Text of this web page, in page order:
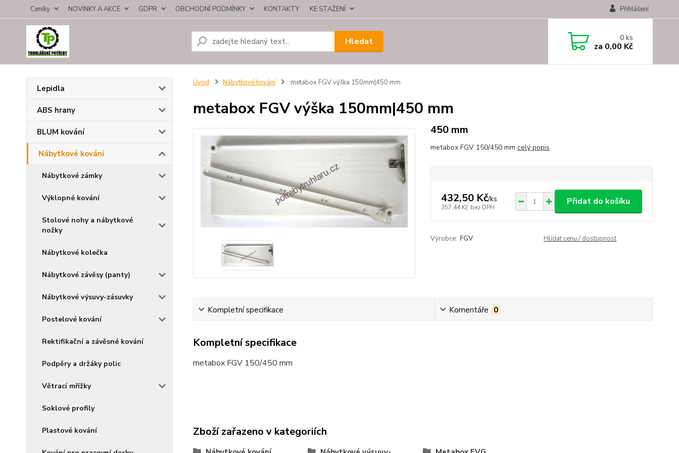
Ceníky NOVINKY A AKCE GDPR OBCHODNÍ PODMÍNKY KONTAKTY KE STAŽENÍ Přihlášení
Hledat 0ks
za 0,00 Kč
Lepidla
ABS hrany
BLUM kování
Nábytkové kování
Nábytkové zámky
Výklopné kování
Stolové nohy a nábytkové
nožky
Nábytkové kolečka
Nábytkové závěsy (panty)
Nábytkové výsuvy-zásuvky
Postelové kování
Rektifikační a závěsné kování
Podpěry a držáky polic
Větrací mřížky
Soklové profily
Plastové kování
Úvod Nábytkové kování metabox FGV výška 150mm|450 mm
metabox FGV výška 150mm|450 mm
450 mm
metabox FGV 150/450 mm celý popis
432,50 Kč/ks
357,44 Kč bez DPH
Přidat do košíku
Výrobce: FGV Hlídat cenu / dostupnost
Kompletní specifikace Komentáře 0
Kompletní specifikace
metabox FGV 150/450 mm
Zboží zařazeno v kategoriích